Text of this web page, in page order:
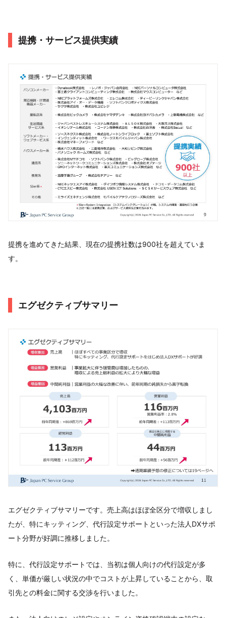
提携・サービス提供実績
提携を進めてきた結果、現在の提携社数は900社を超えていま
す。
エグゼクティブサマリー
エグゼクティブサマリーです。売上高はほぼ全区分で増収しまし
たが、特にキッティング、代行設定サポートといった法人DXサポ
ート分野が好調に推移しました。
特に、代行設定サポートでは、当初は個人向けの代行設定が多
く、単価が厳しい状況の中でコストが上昇していることから、取
引先との料金に関する交渉を行いました。